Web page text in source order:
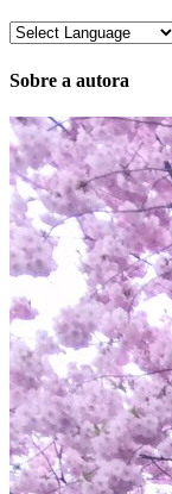
Sobre a autora